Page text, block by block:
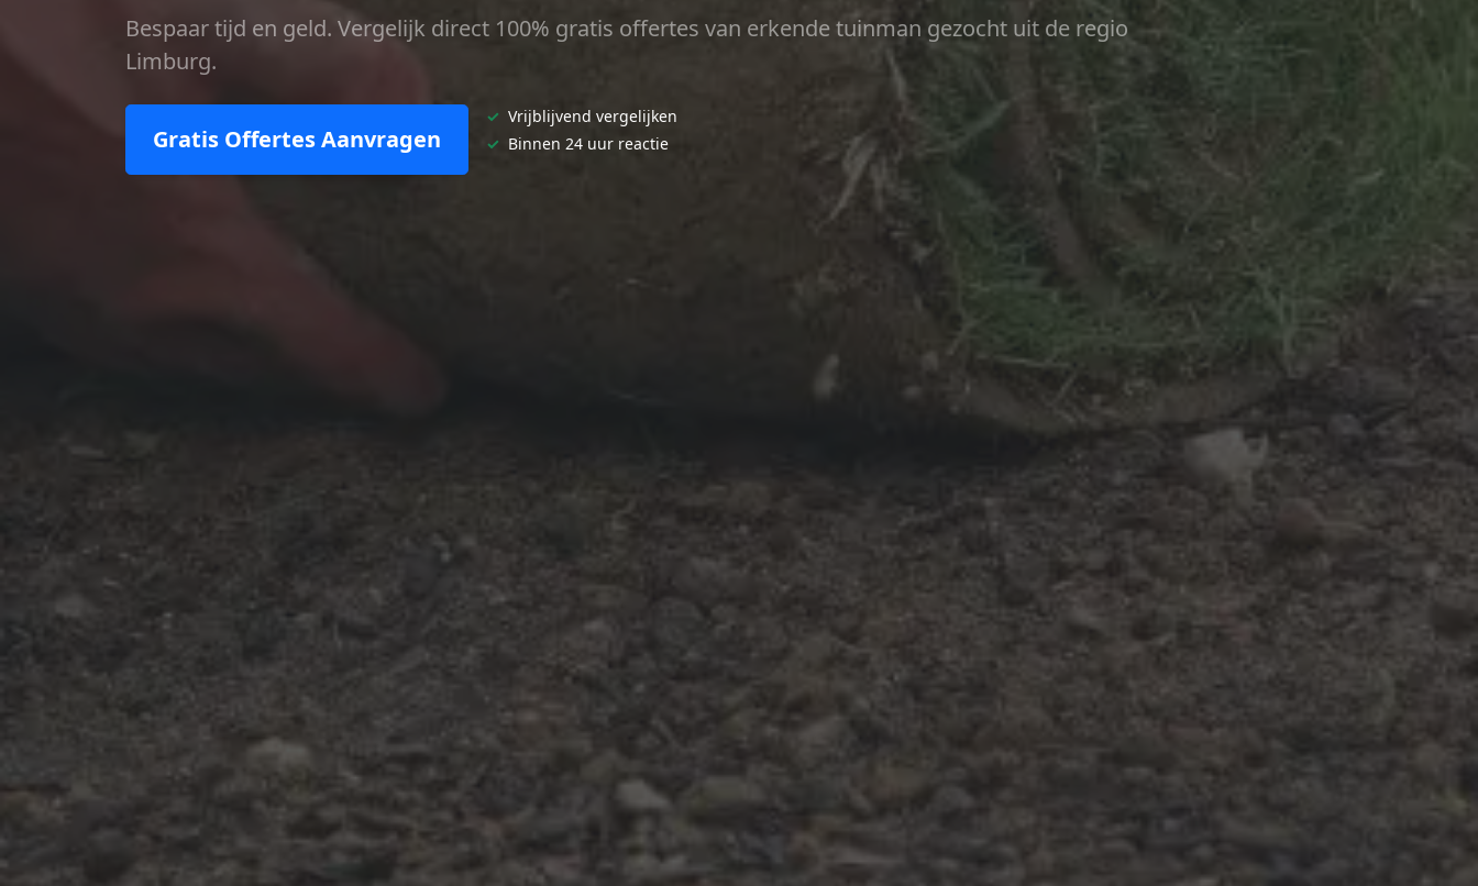
Bespaar tijd en geld. Vergelijk direct 100% gratis offertes van erkende tuinman gezocht uit de regio
Limburg.
Gratis Offertes Aanvragen
✓ Vrijblijvend vergelijken
✓ Binnen 24 uur reactie